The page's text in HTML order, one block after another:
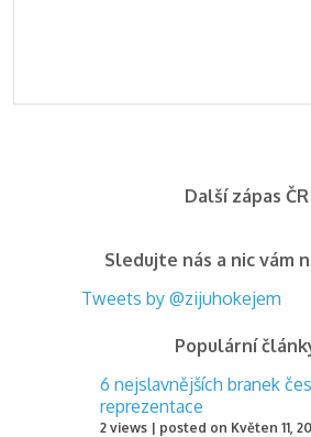
Další zápas ČR
Sledujte nás a nic vám
Tweets by @zijuhokejem
Populární
6 nejslavnějších branek
reprezentace
2 views| posted on Květen 11,